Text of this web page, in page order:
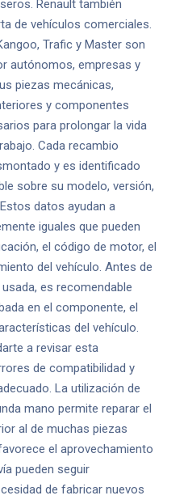
Renault también
de vehículos comerciales.
Trafic y Master son
autónomos, empresas y
piezas mecánicas,
y componentes
para prolongar la vida
Cada recambio
y es identificado
sobre su modelo, versión,
datos ayudan a
iguales que pueden
el código de motor, el
del vehículo. Antes de
es recomendable
en el componente, el
del vehículo.
a revisar esta
de compatibilidad y
La utilización de
mano permite reparar el
al de muchas piezas
el aprovechamiento
pueden seguir
de fabricar nuevos